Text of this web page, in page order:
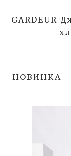
GARDEUR
НОВИНКА